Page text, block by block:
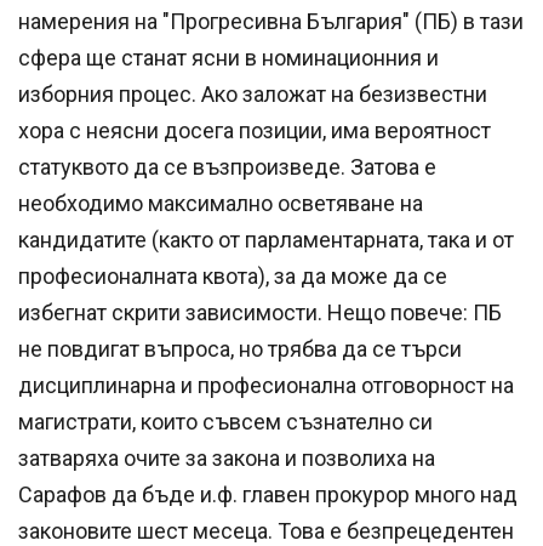
намерения на "Прогресивна България" (ПБ) в тази
сфера ще станат ясни в номинационния и
изборния процес. Ако заложат на безизвестни
хора с неясни досега позиции, има вероятност
статуквото да се възпроизведе. Затова е
необходимо максимално осветяване на
кандидатите (както от парламентарната, така и от
професионалната квота), за да може да се
избегнат скрити зависимости. Нещо повече: ПБ
не повдигат въпроса, но трябва да се търси
дисциплинарна и професионална отговорност на
магистрати, които съвсем съзнателно си
затваряха очите за закона и позволиха на
Сарафов да бъде и.ф. главен прокурор много над
законовите шест месеца. Това е безпрецедентен